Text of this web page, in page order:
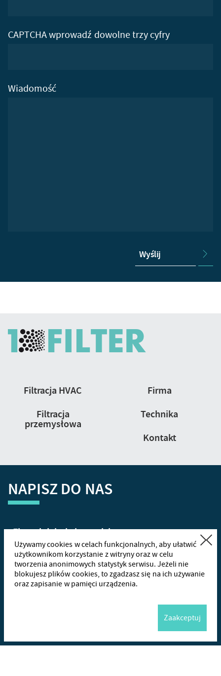
CAPTCHA wprowadź dowolne trzy cyfry
Wiadomość
Wyślij
Filtracja HVAC
Filtracja
przemysłowa
Firma
Technika
Kontakt
NAPISZ DO NAS
Używamy cookies w celach funkcjonalnych, aby ułatwić
użytkownikom korzystanie z witryny oraz w celu
tworzenia anonimowych statystyk serwisu. Jeżeli nie
blokujesz plików cookies, to zgadzasz się na ich używanie
oraz zapisanie w pamięci urządzenia.
Zaakceptuj